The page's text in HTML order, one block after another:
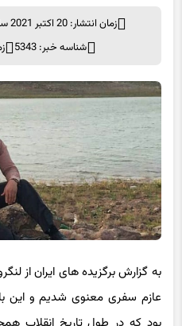
زمان انتشار: 20 اکتبر 2021 ساعت 7:17
شناسه خبر: 5343
به گزارش برگزیده های ایران از
عازم سفری معنوی شدیم و این